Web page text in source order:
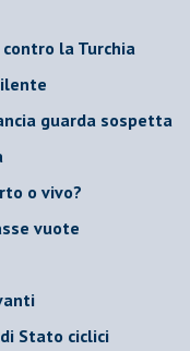
la Turchia
guarda sospetta
o vivo?
vuote
Stato ciclici